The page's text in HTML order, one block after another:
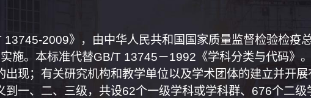
2009》，由中华人民共和国国家质量监督检验检疫
施。本标准代替GB/T 13745－1992《学科分类与代码》
现；有关研究机构和教学单位以及学术团体的建立并开
一、二、三级，共设62个一级学科或学科群、676个二级